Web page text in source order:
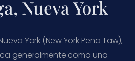
Nueva York
York (New York Penal Law),
generalmente como una